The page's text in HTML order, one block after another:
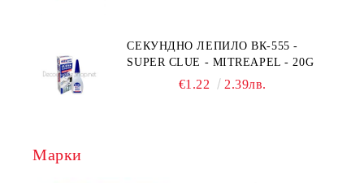
СЕКУНДНО ЛЕПИЛО ВК-555 -
SUPER CLUE - MITREAPEL - 20G
€1.22 2.39лв.
Марки